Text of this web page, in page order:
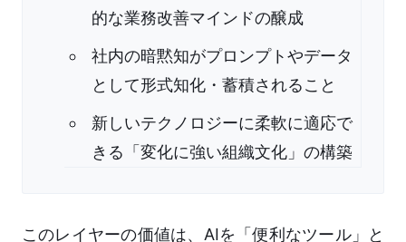
的な業務改善マインドの醸成
社内の暗黙知がプロンプトやデータ
として形式知化・蓄積されること
新しいテクノロジーに柔軟に適応で
きる「変化に強い組織文化」の構築
このレイヤーの価値は、AIを「便利なツール」と